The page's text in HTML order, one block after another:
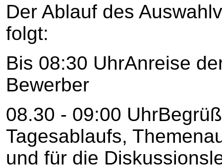
Der Ablauf des
folgt:
Bis 08:30 UhrAnreise
Bewerber
08.30 - 09:00
Tagesablaufs,
und für die